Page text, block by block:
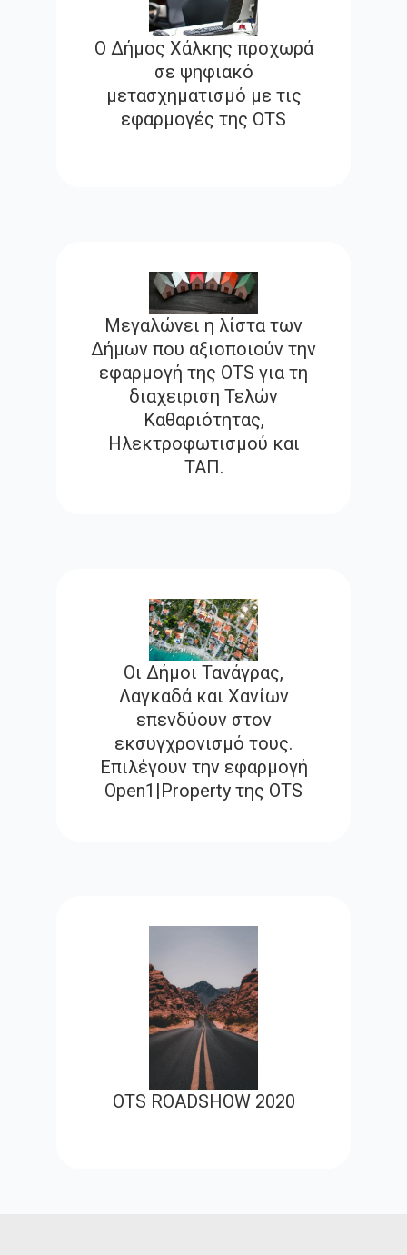
Ο Δήμος Χάλκης προχωρά
σε ψηφιακό
μετασχηματισμό με τις
εφαρμογές της OTS
Μεγαλώνει η λίστα των
Δήμων που αξιοποιούν την
εφαρμογή της OTS για τη
διαχειριση Τελών
Καθαριότητας,
Ηλεκτροφωτισμού και
ΤΑΠ.
Οι Δήμοι Τανάγρας,
Λαγκαδά και Χανίων
επενδύουν στον
εκσυγχρονισμό τους.
Επιλέγουν την εφαρμογή
Open1|Property της OTS
OTS ROADSHOW 2020